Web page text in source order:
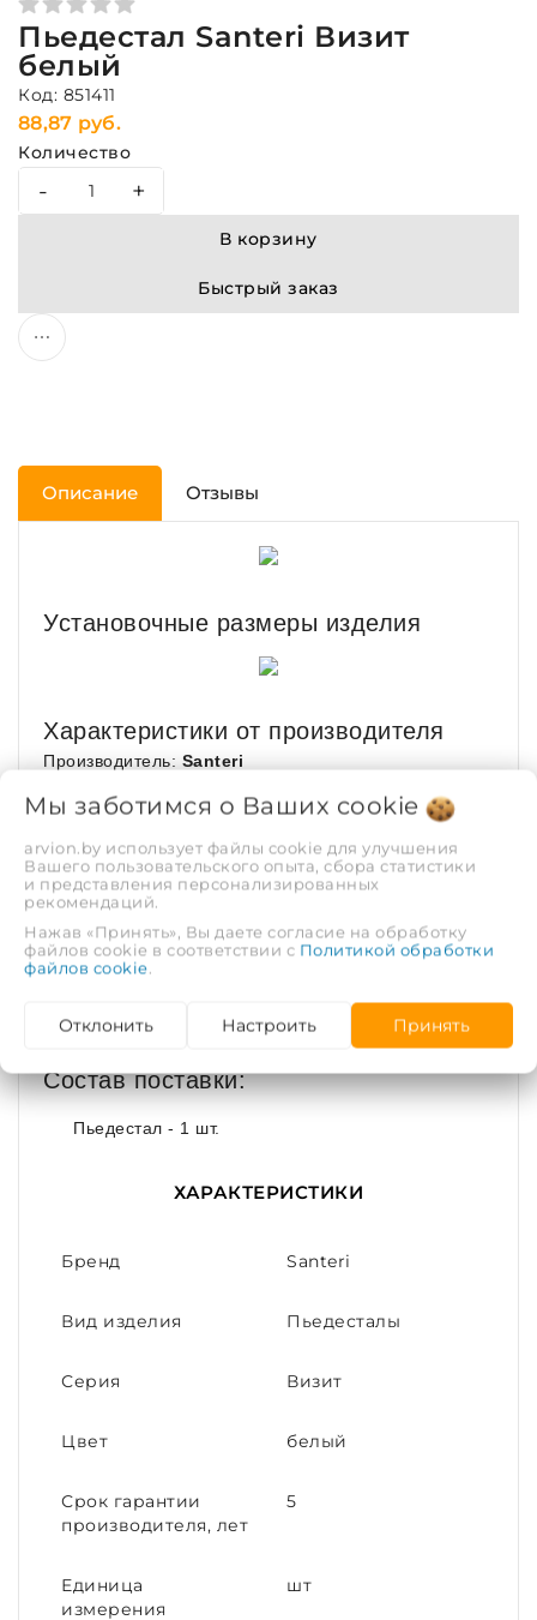
Пьедестал Santeri Визит
белый
Код: 851411
88,87 руб.
Количество
- +
В корзину
Быстрый заказ
Описание Отзывы
Установочные размеры изделия
Характеристики от производителя
Производитель: Santeri
Родина бренда:Россия
Гарантия:5 лет
Длина (глубина) изделия:
Ширина изделия:130 мм.
Высота изделия:690 мм.
Цвет:Белый
Состав поставки:
Пьедестал - 1 шт.
ХАРАКТЕРИСТИКИ
Бренд Santeri
Вид изделия Пьедесталы
Серия Визит
Цвет белый
Срок гарантии
производителя, лет
5
Единица
измерения
шт
Мы заботимся о Ваших cookie
arvion.by использует файлы cookie для улучшения
Вашего пользовательского опыта, сбора статистики
и представления персонализированных
рекомендаций.
Нажав «Принять», Вы даете согласие на обработку
файлов cookie в соответствии с Политикой обработки
файлов cookie
Отклонить Настроить Принять